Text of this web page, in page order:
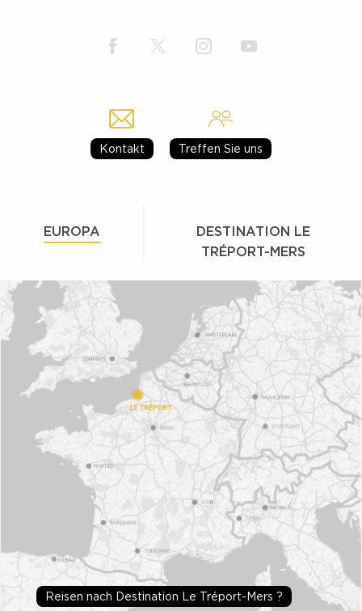
Kontakt Treffen Sie uns
EUROPA
DESTINATION LE
TRÉPORT-MERS
Reisen nach Destination Le Tréport-Mers ?